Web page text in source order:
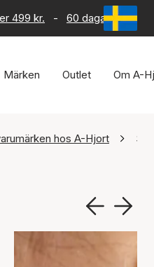
499 kr. - 60 dagars
Märken Outlet Om A-
hos A-Hjort